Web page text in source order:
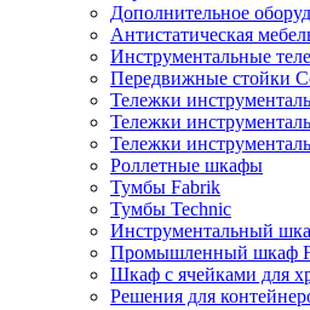
Дополнительное
Антистатическая
Инструментальные
Передвижные стойки
Тележки
Тележки
Тележки
Роллетные шкафы
Тумбы Fabrik
Тумбы Technic
Инструментальный
Промышленный шкаф
Шкаф с ячейками для
Решения для